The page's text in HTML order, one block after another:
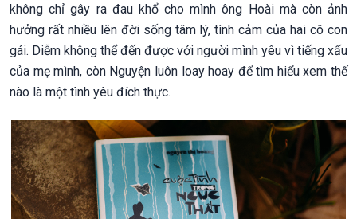
không chỉ gây ra đau khổ cho mình ông Hoài mà còn ảnh
hưởng rất nhiều lên đời sống tâm lý, tình cảm của hai cô con
gái. Diễm không thể đến được với người mình yêu vì tiếng xấu
của mẹ mình, còn Nguyện luôn loay hoay để tìm hiểu xem thế
nào là một tình yêu đích thực.